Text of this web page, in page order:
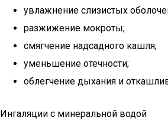
увлажнение слизистых
разжижение мокроты;
смягчение надсадного кашля;
уменьшение отечности;
облегчение дыхания и
Ингаляции с минеральной водой